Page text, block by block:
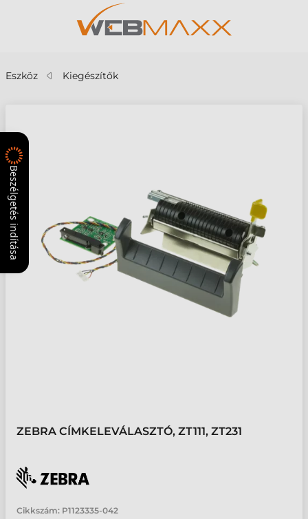
Eszköz Kiegészítők
ZEBRA CÍMKELEVÁLASZTÓ, ZT111, ZT231
Cikkszám: P1123335-042
Beszélgetés indítása